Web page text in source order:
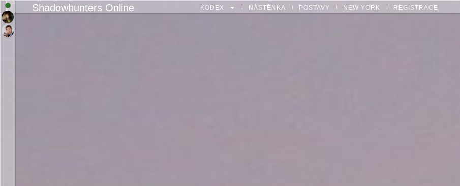
Shadowhunters Online KODEX NÁSTĚNKA POSTAVY NEW YORK REGISTRACE